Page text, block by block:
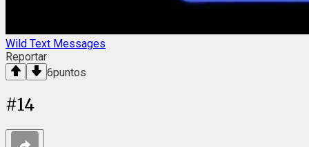
Wild Text Messages
Reportar
6puntos
#14